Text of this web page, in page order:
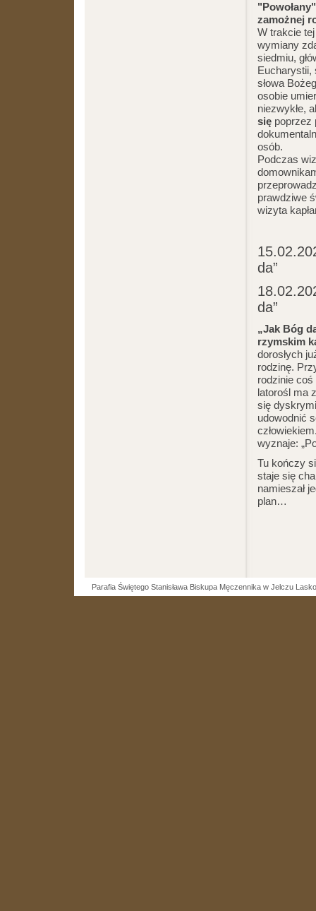
"Powołany"
zamożnej
W trakcie
wymiany
siedmiu,
Eucharystii,
słowa
osobie
niezwykłe,
się poprzez
osób.
Podczas
prawdziwe
wizyta
da”
da”
„Jak Bóg
rzymskim
dorosłych
rodzinę.
rodzinie
latorośl ma
się
udowodnić
wyznaje:
Tu kończy
staje się
namieszał
plan…
Parafia Świętego Stanisława Biskupa Męczennika w Jelczu